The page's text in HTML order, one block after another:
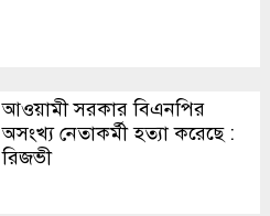
আওয়ামী সরকার বিএনপির
অসংখ্য নেতাকর্মী হত্যা করেছে :
রিজভী